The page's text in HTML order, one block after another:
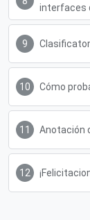
interfaces
Cómo
Anotación